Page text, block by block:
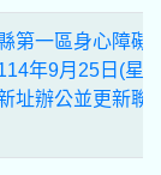
第一區身心障礙
年9月25日(星
址辦公並更新聯